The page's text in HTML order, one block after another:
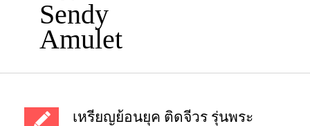
เหรียญย้อนยุค ติดจีวร รุ่นพระ